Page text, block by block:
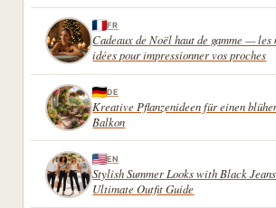
FR
Cadeaux de Noël haut de gamme —
idées pour impressionner vos proches
DE
Kreative Pflanzenideen für einen
Balkon
EN
Stylish Summer Looks with Black
Ultimate Outfit Guide